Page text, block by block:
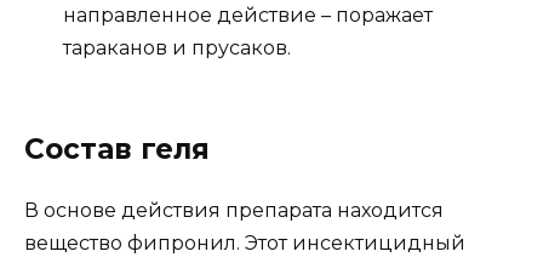
направленное действие – поражает
тараканов и прусаков.
Состав геля
В основе действия препарата находится
вещество фипронил. Этот инсектицидный